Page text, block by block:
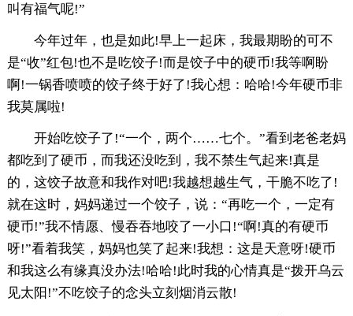
叫有福气呢!”
今年过年，也是如此!早上一起床，我最期盼的可不
是“收”红包!也不是吃饺子!而是饺子中的硬币!我等啊盼
啊!一锅香喷喷的饺子终于好了!我心想：哈哈!今年硬币非
我莫属啦!
开始吃饺子了!“一个，两个……七个。”看到老爸老妈
都吃到了硬币，而我还没吃到，我不禁生气起来!真是
的，这饺子故意和我作对吧!我越想越生气，干脆不吃了!
就在这时，妈妈递过一个饺子，说：“再吃一个，一定有
硬币!”我不情愿、慢吞吞地咬了一小口!“啊!真的有硬币
呀!”看着我笑，妈妈也笑了起来!我想：这是天意呀!硬币
和我这么有缘真没办法!哈哈!此时我的心情真是“拨开乌云
见太阳!”不吃饺子的念头立刻烟消云散!